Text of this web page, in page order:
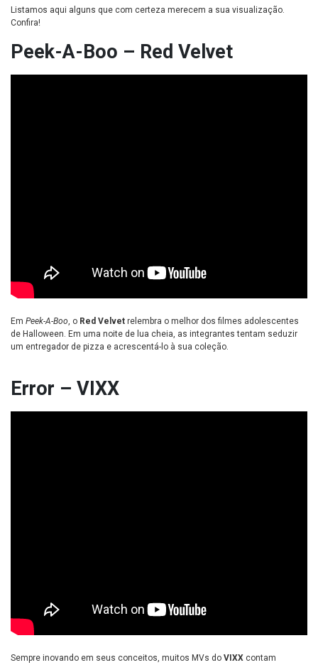
Listamos aqui alguns que com certeza merecem a sua visualização.
Confira!
Peek-A-Boo – Red Velvet
Em Peek-A-Boo, o Red Velvet relembra o melhor dos filmes adolescentes
de Halloween. Em uma noite de lua cheia, as integrantes tentam seduzir
um entregador de pizza e acrescentá-lo à sua coleção.
Error – VIXX
Sempre inovando em seus conceitos, muitos MVs do VIXX contam